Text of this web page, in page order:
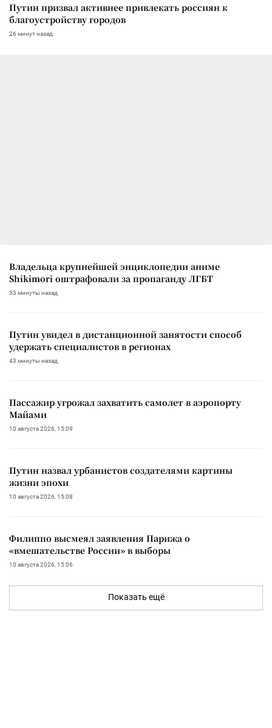
Путин призвал активнее привлекать россиян к
благоустройству городов
26 минут назад
Владельца крупнейшей энциклопедии аниме
Shikimori оштрафовали за пропаганду ЛГБТ
33 минуты назад
Путин увидел в дистанционной занятости способ
удержать специалистов в регионах
43 минуты назад
Пассажир угрожал захватить самолет в аэропорту
Майами
10 августа 2026, 15:09
Путин назвал урбанистов создателями картины
жизни эпохи
10 августа 2026, 15:08
Филиппо высмеял заявления Парижа о
«вмешательстве России» в выборы
10 августа 2026, 15:06
Показать ещё